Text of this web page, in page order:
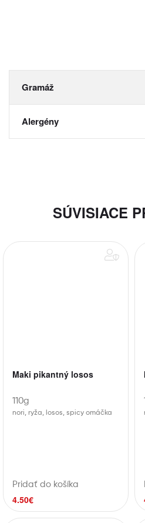
Gramáž
Alergény
SÚVISIACE
Maki pikantný losos
110g
nori, ryža, losos, spicy omáčka
Pridať do košíka
4.50€